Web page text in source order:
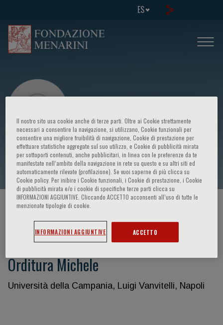
ES
Orditura Michele
HOME PAGE / CURSOS Y EVENTOS
Orditura Michele
Università della Campania, Luigi Vanvitelli, Napoli
Il nostro sito usa cookie anche di terze parti. Oltre ai Cookie strettamente
necessari a consentire la navigazione, si utilizzano, Cookie funzionali per
consentire una migliore fruibilità di navigazione, Cookie di prestazione per
effettuare statistiche aggregate sul suo utilizzo, e Cookie di pubblicità mirata
per sottoporti contenuti, anche pubblicitari, in linea con le preferenze da te
manifestate nell‘ambito della navigazione in rete su questo e su altri siti ed
automaticamente rilevate (profilazione). Se vuoi saperne di più clicca su
Cookie policy. Per inibire i Cookie funzionali, i Cookie di prestazione, i Cookie
di pubblicità mirata e/o i cookie di specifiche terze parti clicca su
INFORMAZIONI AGGIUNTIVE. Cliccando ACCETTO acconsenti all’uso di tutte le
menzionate tipologie di cookie.
INFORMAZIONI AGGIUNTIVE ACCETTO